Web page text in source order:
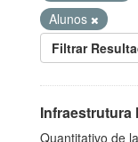
Alunos
Filtrar
Infraestrutura
Quantitativo de